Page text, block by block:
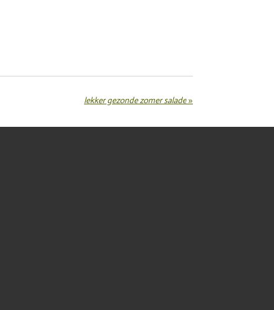
lekker gezonde zomer salade»